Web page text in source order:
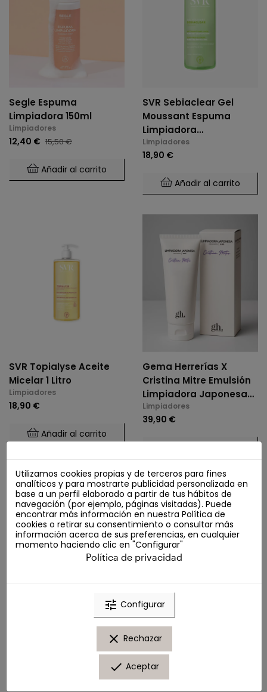
Segle Espuma
Limpiadora 150ml
Limpiadores
12,40 € 15,50 €
Añadir al carrito
SVR Sebiaclear Gel
Moussant Espuma
Limpiadora
Desincrustante 400ml
Limpiadores
18,90 €
Añadir al carrito
SVR Topialyse Aceite
Micelar 1 Litro
Limpiadores
18,90 €
Añadir al carrito
Gema Herrerías X
Cristina Mitre Emulsión
Limpiadora Japonesa
Kirē 100 Ml
Limpiadores
39,90 €
-10%
FUERA DE STOCK
Skinceuticals Simply
Clean Gel Limpiador 195
5punto5 Jabón
Dermatológico Para
Cara Y Cuerpo 100g
Limpiadores
12,00 €
Utilizamos cookies propias y de terceros para fines
analíticos y para mostrarte publicidad personalizada en
base a un perfil elaborado a partir de tus hábitos de
navegación (por ejemplo, páginas visitadas). Puede
encontrar más información en nuestra Política de
cookies o retirar su consentimiento o consultar más
información acerca de sus preferencias, en cualquier
momento haciendo clic en "Configurar"
Política de privacidad
tune Configurar
clear Rechazar
done Aceptar